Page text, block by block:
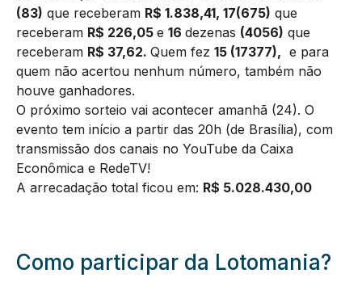
(83) que receberam R$ 1.838,41, 17(675) que
receberam R$ 226,05 e 16 dezenas (4056) que
receberam R$ 37,62. Quem fez 15 (17377), e para
quem não acertou nenhum número, também não
houve ganhadores.
O próximo sorteio vai acontecer amanhã (24). O
evento tem início a partir das 20h (de Brasília), com
transmissão dos canais no YouTube da Caixa
Econômica e RedeTV!
A arrecadação total ficou em: R$ 5.028.430,00
Como participar da Lotomania?